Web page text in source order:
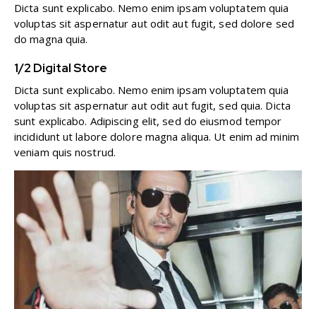
Dicta sunt explicabo. Nemo enim ipsam voluptatem quia
voluptas sit aspernatur aut odit aut fugit, sed dolore sed
do magna quia.
1/2 Digital Store
Dicta sunt explicabo. Nemo enim ipsam voluptatem quia
voluptas sit aspernatur aut odit aut fugit, sed quia. Dicta
sunt explicabo. Adipiscing elit, sed do eiusmod tempor
incididunt ut labore dolore magna aliqua. Ut enim ad minim
veniam quis nostrud.